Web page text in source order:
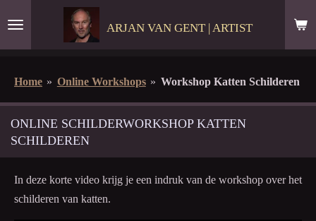
ARJAN VAN GENT | ARTIST
Home » Online Workshops » Workshop Katten Schilderen
ONLINE SCHILDERWORKSHOP KATTEN
SCHILDEREN
In deze korte video krijg je een indruk van de workshop over het
schilderen van katten.